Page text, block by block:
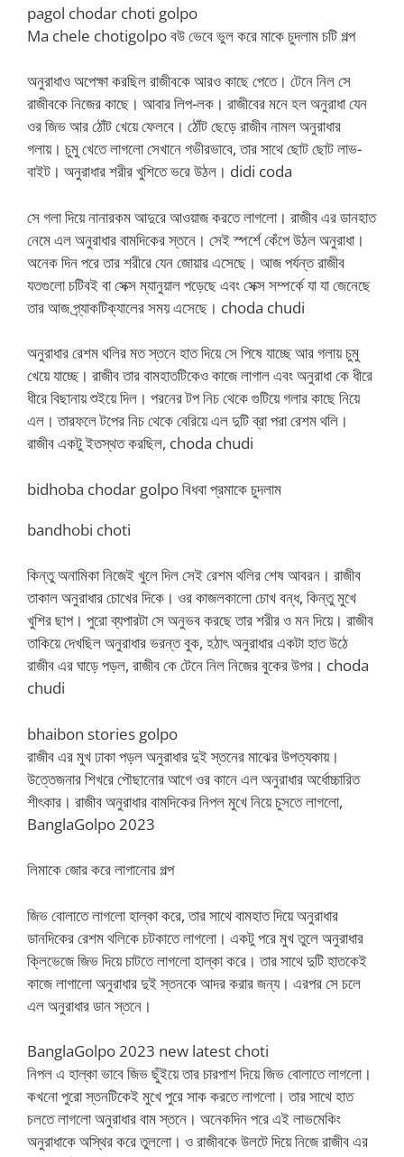
pagol chodar choti golpo
Ma chele chotigolpo বউ ভেবে ভুল করে মাকে চুদলাম চটি গল্প
অনুরাধাও অপেক্ষা করছিল রাজীবকে আরও কাছে পেতে। টেনে নিল সে
রাজীবকে নিজের কাছে। আবার লিপ-লক। রাজীবের মনে হল অনুরাধা যেন
ওর জিভ আর ঠোঁট খেয়ে ফেলবে। ঠোঁট ছেড়ে রাজীব নামল অনুরাধার
গলায়। চুমু খেতে লাগলো সেখানে গভীরভাবে, তার সাথে ছোট ছোট লাভ-
বাইট। অনুরাধার শরীর খুশিতে ভরে উঠল। didi coda
সে গলা দিয়ে নানারকম আদুরে আওয়াজ করতে লাগলো। রাজীব এর ডানহাত
নেমে এল অনুরাধার বামদিকের স্তনে। সেই স্পর্শে কেঁপে উঠল অনুরাধা।
অনেক দিন পরে তার শরীরে যেন জোয়ার এসেছে। আজ পর্যন্ত রাজীব
যতগুলো চটিবই বা সেক্স ম্যানুয়াল পড়েছে এবং সেক্স সম্পর্কে যা যা জেনেছে
তার আজ প্র্যাকটিক্যালের সময় এসেছে। choda chudi
অনুরাধার রেশম থলির মত স্তনে হাত দিয়ে সে পিষে যাচ্ছে আর গলায় চুমু
খেয়ে যাচ্ছে। রাজীব তার বামহাতটিকেও কাজে লাগাল এবং অনুরাধা কে ধীরে
ধীরে বিছানায় শুইয়ে দিল। পরনের টপ নিচ থেকে গুটিয়ে গলার কাছে নিয়ে
এল। তারফলে টপের নিচ থেকে বেরিয়ে এল দুটি ব্রা পরা রেশম থলি।
রাজীব একটু ইতস্থত করছিল, choda chudi
bidhoba chodar golpo বিধবা প্রমাকে চুদলাম
bandhobi choti
কিন্তু অনামিকা নিজেই খুলে দিল সেই রেশম থলির শেষ আবরন। রাজীব
তাকাল অনুরাধার চোখের দিকে। ওর কাজলকালো চোখ বন্ধ, কিন্তু মুখে
খুশির ছাপ। পুরো ব্যপারটা সে অনুভব করছে তার শরীর ও মন দিয়ে। রাজীব
তাকিয়ে দেখছিল অনুরাধার ভরন্ত বুক, হঠাৎ অনুরাধার একটা হাত উঠে
রাজীব এর ঘাড়ে পড়ল, রাজীব কে টেনে নিল নিজের বুকের উপর। choda
chudi
bhaibon stories golpo
রাজীব এর মুখ ঢাকা পড়ল অনুরাধার দুই স্তনের মাঝের উপত্যকায়।
উত্তেজনার শিখরে পৌছানোর আগে ওর কানে এল অনুরাধার অর্ধোচ্চারিত
শীৎকার। রাজীব অনুরাধার বামদিকের নিপল মুখে নিয়ে চুসতে লাগলো,
BanglaGolpo 2023
লিমাকে জোর করে লাগানোর গল্প
জিভ বোলাতে লাগলো হাল্কা করে, তার সাথে বামহাত দিয়ে অনুরাধার
ডানদিকের রেশম থলিকে চটকাতে লাগলো। একটু পরে মুখ তুলে অনুরাধার
ক্লিভেজে জিভ দিয়ে চাটতে লাগলো হাল্কা করে। তার সাথে দুটি হাতকেই
কাজে লাগালো অনুরাধার দুই স্তনকে আদর করার জন্য। এরপর সে চলে
এল অনুরাধার ডান স্তনে।
BanglaGolpo 2023 new latest choti
নিপল এ হাল্কা ভাবে জিভ ছুঁইয়ে তার চারপাশ দিয়ে জিভ বোলাতে লাগলো।
কখনো পুরো স্তনটিকেই মুখে পুরে সাক করতে লাগলো। তার সাথে হাত
চলতে লাগলো অনুরাধার বাম স্তনে। অনেকদিন পরে এই লাভমেকিং
অনুরাধাকে অস্থির করে তুললো। ও রাজীবকে উলটে দিয়ে নিজে রাজীব এর